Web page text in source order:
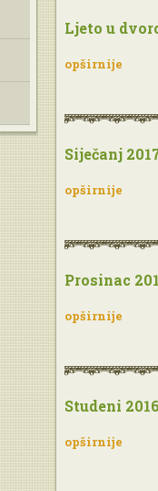
Ljeto u
opširnije
Siječanj
opširnije
Prosinac
opširnije
Studeni
opširnije